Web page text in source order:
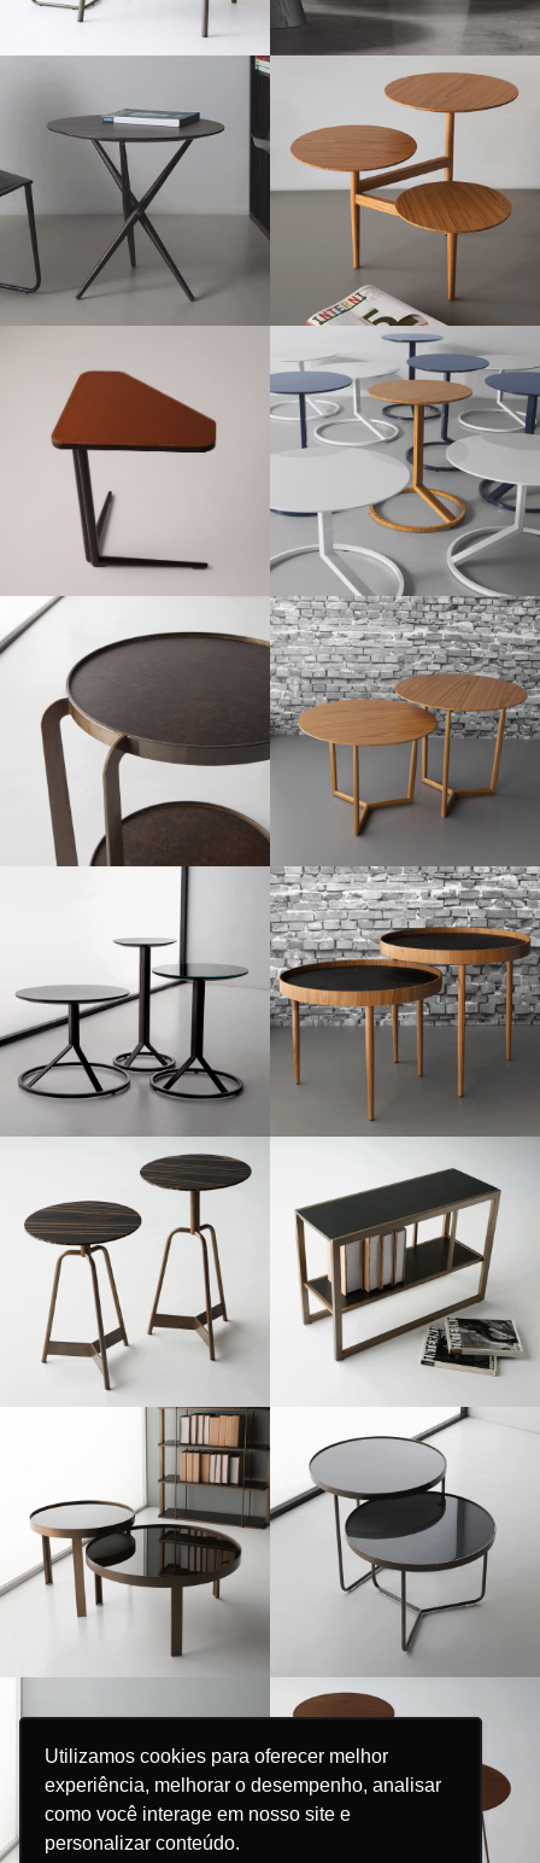
Utilizamos cookies para oferecer melhor
experiência, melhorar o desempenho, analisar
como você interage em nosso site e
personalizar conteúdo.
Utilizamos cookies para oferecer melhor
experiência, melhorar o desempenho, analisar
como você interage em nosso site e
personalizar conteúdo.